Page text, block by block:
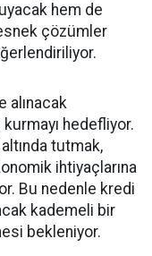
hem de
esnek çözümler
alınacak
hedefliyor.
tutmak,
ihtiyaçlarına
Bu nedenle kredi
kademeli bir
bekleniyor.